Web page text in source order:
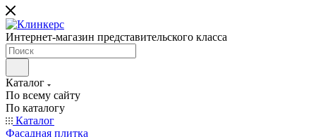
Интернет-магазин представительского класса
Каталог
По всему сайту
По каталогу
Каталог
Фасадная плитка